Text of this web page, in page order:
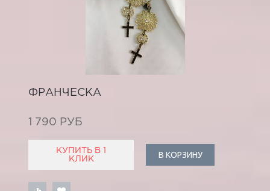
ФРАНЧЕСКА
1 790 РУБ
КУПИТЬ В 1
КЛИК
В КОРЗИНУ